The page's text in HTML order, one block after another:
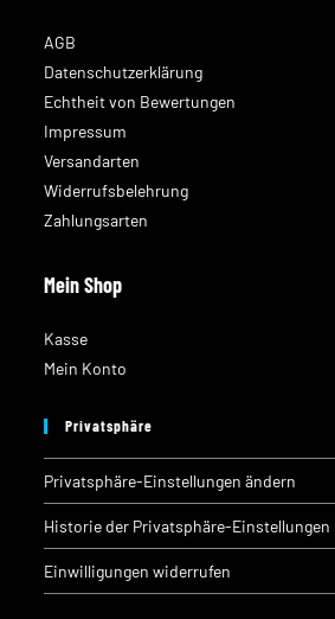
AGB
Datenschutzerklärung
Echtheit von Bewertungen
Impressum
Versandarten
Widerrufsbelehrung
Zahlungsarten
Mein Shop
Kasse
Mein Konto
Privatsphäre
Privatsphäre-Einstellungen ändern
Historie der Privatsphäre-Einstellungen
Einwilligungen widerrufen